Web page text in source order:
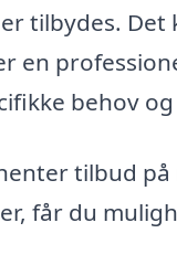
tilbydes. Det
en
behov
tilbud
får du